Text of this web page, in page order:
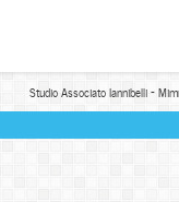
Studio Associato Iannibelli -